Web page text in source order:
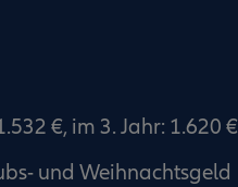
€, im 3. Jahr: 1.620 €
und Weihnachtsgeld